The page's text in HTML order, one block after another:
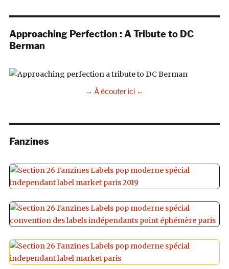
Approaching Perfection : A Tribute to DC
Berman
→ À écouter ici ←
Fanzines